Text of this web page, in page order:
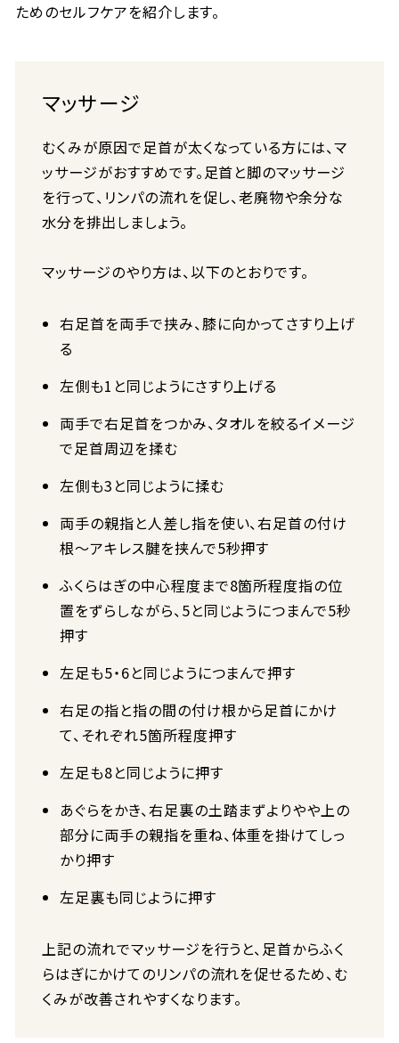
ためのセルフケアを紹介します。
マッサージ
むくみが原因で足首が太くなっている方には、マ
ッサージがおすすめです。足首と脚のマッサージ
を行って、リンパの流れを促し、老廃物や余分な
水分を排出しましょう。
マッサージのやり方は、以下のとおりです。
右足首を両手で挟み、膝に向かってさすり上げ
る
左側も1と同じようにさすり上げる
両手で右足首をつかみ、タオルを絞るイメージ
で足首周辺を揉む
左側も3と同じように揉む
両手の親指と人差し指を使い、右足首の付け
根～アキレス腱を挟んで5秒押す
ふくらはぎの中心程度まで8箇所程度指の位
置をずらしながら、5と同じようにつまんで5秒
押す
左足も5・6と同じようにつまんで押す
右足の指と指の間の付け根から足首にかけ
て、それぞれ5箇所程度押す
左足も8と同じように押す
あぐらをかき、右足裏の土踏まずよりやや上の
部分に両手の親指を重ね、体重を掛けてしっ
かり押す
左足裏も同じように押す
上記の流れでマッサージを行うと、足首からふく
らはぎにかけてのリンパの流れを促せるため、む
くみが改善されやすくなります。